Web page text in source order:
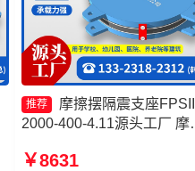
推荐
摩擦摆隔震支座
2000-400-4.11源头工厂 摩
摩擦隔震支座生产厂家一
￥8631